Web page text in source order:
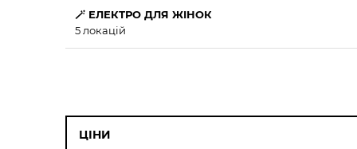
🪄 ЕЛЕКТРО ДЛЯ ЖІНОК
5 локацій
ЦІНИ